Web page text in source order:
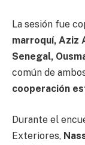
La sesión fue
marroquí, Aziz
Senegal,
común de
cooperación
Durante el
Exteriores,